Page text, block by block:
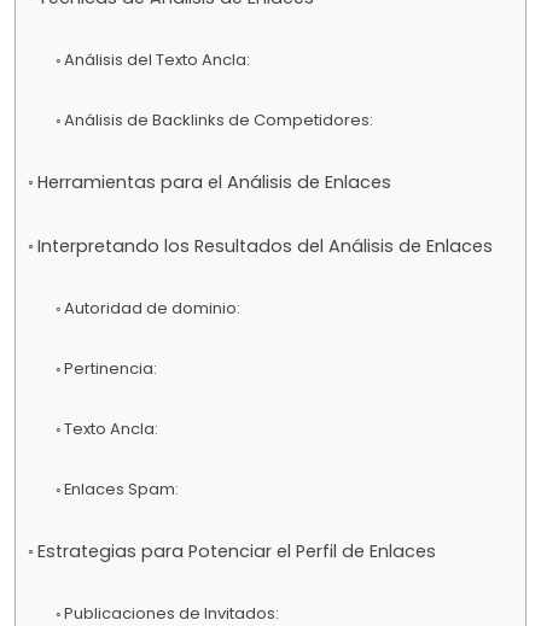
Análisis del Texto Ancla:
Análisis de Backlinks de Competidores:
Herramientas para el Análisis de Enlaces
Interpretando los Resultados del Análisis de Enlaces
Autoridad de dominio:
Pertinencia:
Texto Ancla:
Enlaces Spam:
Estrategias para Potenciar el Perfil de Enlaces
Publicaciones de Invitados: